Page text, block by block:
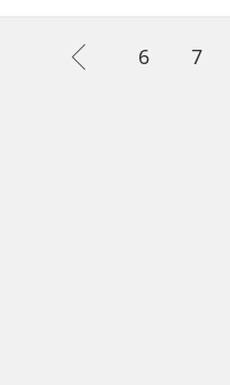
6 7